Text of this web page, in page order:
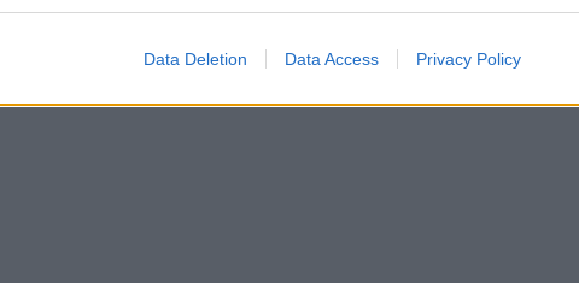
Data Deletion Data Access Privacy Policy